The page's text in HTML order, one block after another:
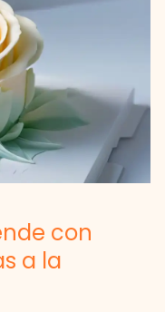
con
a la